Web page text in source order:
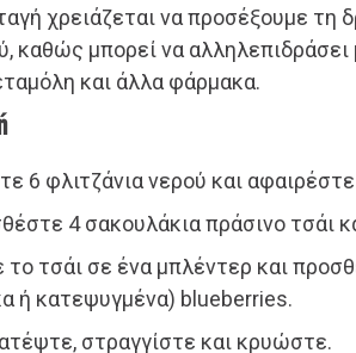
χρειάζεται να προσέξουμε τη
καθώς μπορεί να
και άλλα φάρμακα.
6 φλιτζάνια νερού και
4 σακουλάκια πράσινο τσάι
το τσάι σε ένα μπλέντερ και
ή κατεψυγμένα) blueberries.
στραγγίστε και κρυώστε.